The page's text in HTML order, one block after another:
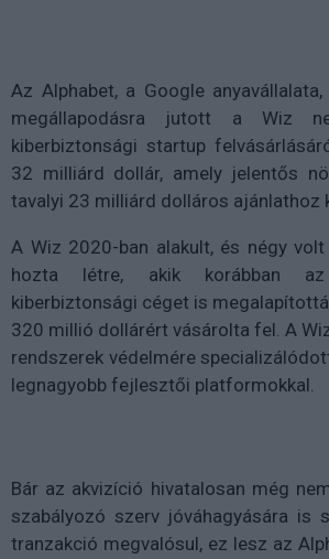
Az Alphabet, a Google
megállapodásra jutott a Wiz
kiberbiztonsági startup
32 milliárd dollár, amely jelentős
tavalyi 23 milliárd dolláros ajánlathoz
A Wiz 2020-ban alakult, és négy
hozta létre, akik korábban
kiberbiztonsági céget is
320 millió dollárért vásárolta fel. A
rendszerek védelmére
legnagyobb fejlesztői platformokkal.
Bár az akvizíció hivatalosan még
szabályozó szerv jóváhagyására is
tranzakció megvalósul, ez lesz az